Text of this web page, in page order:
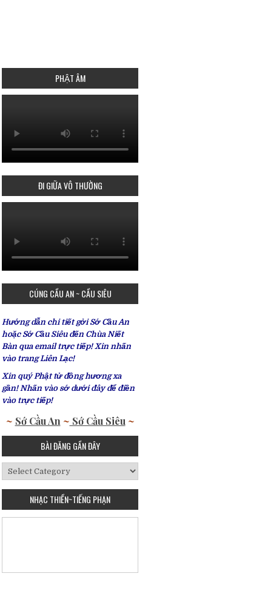
PHẬT ÂM
ĐI GIỮA VÔ THƯỜNG
CÚNG CẦU AN ~ CẦU SIÊU
Hướng dẫn chi tiết gởi Sớ Cầu An
hoặc Sớ Cầu Siêu đến Chùa Niết
Bàn qua email trực tiếp! Xin nhấn
vào trang Liên Lạc!
Xin quý Phật tử đồng hương xa
gần! Nhấn vào sớ dưới đây để điền
vào trực tiếp!
~ Sớ Cầu An ~ Sớ Cầu Siêu ~
BÀI ĐĂNG GẦN ĐÂY
Bài
Đăng
Gần
NHẠC THIỀN~TIẾNG PHẠN